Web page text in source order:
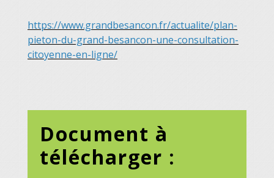
https://www.grandbesancon.fr/actualite/plan-
pieton-du-grand-besancon-une-consultation-
citoyenne-en-ligne/
Document à
télécharger :